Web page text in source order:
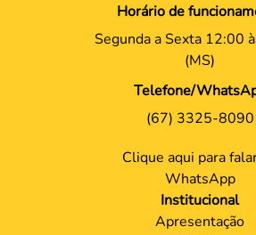
Horário de
Segunda a Sexta 12:00
(MS)
Telefone/
(67) 3325-8090
Clique aqui para
WhatsApp
Institucional
Apresentação